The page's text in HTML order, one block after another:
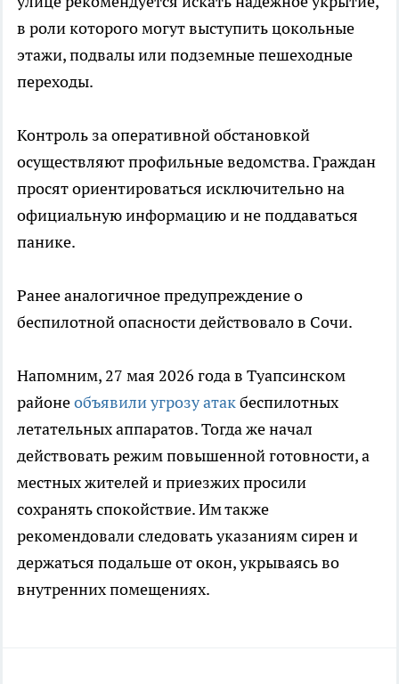
в роли которого могут выступить цокольные
этажи, подвалы или подземные пешеходные
переходы.
Контроль за оперативной обстановкой
осуществляют профильные ведомства. Граждан
просят ориентироваться исключительно на
официальную информацию и не поддаваться
панике.
Ранее аналогичное предупреждение о
беспилотной опасности действовало в Сочи.
Напомним, 27 мая 2026 года в Туапсинском
районеобъявили угрозу атакбеспилотных
летательных аппаратов. Тогда же начал
действовать режим повышенной готовности, а
местных жителей и приезжих просили
сохранять спокойствие. Им также
рекомендовали следовать указаниям сирен и
держаться подальше от окон, укрываясь во
внутренних помещениях.